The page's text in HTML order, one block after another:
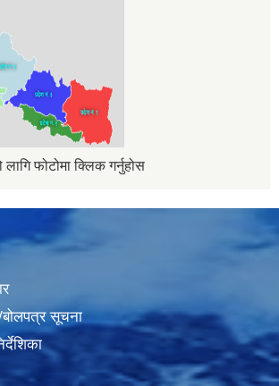
फोटोमा क्लिक गर्नुहोस
सूचना